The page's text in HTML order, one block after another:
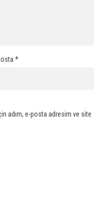
*
adım, e-posta adresim ve site